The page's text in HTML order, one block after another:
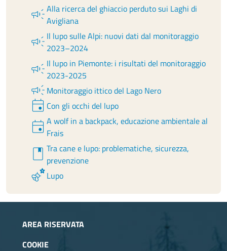
campaignAlla ricerca del ghiaccio perduto sui Laghi di
Avigliana
campaign Il lupo sulle Alpi: nuovi dati dal monitoraggio
2023–2024
campaign Il lupo in Piemonte: i risultati del monitoraggio
2023-2025
campaign Monitoraggio ittico del Lago Nero
event Con gli occhi del lupo
event A wolf in a backpack, educazione ambientale al
Frais
book Tra cane e lupo: problematiche, sicurezza,
prevenzione
emoji_natureLupo
AREA RISERVATA
COOKIE